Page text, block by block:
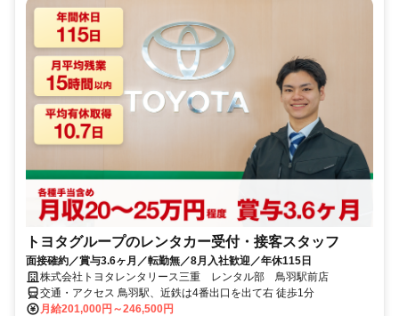
トヨタグループのレンタカー受付・接客スタッフ
面接確約／賞与3.6ヶ月／転勤無／8月入社歓迎／年休115日
株式会社トヨタレンタリース三重 レンタル部 鳥羽駅前店
交通・アクセス 鳥羽駅、近鉄は4番出口を出て右 徒歩1分
月給201,000円～246,500円